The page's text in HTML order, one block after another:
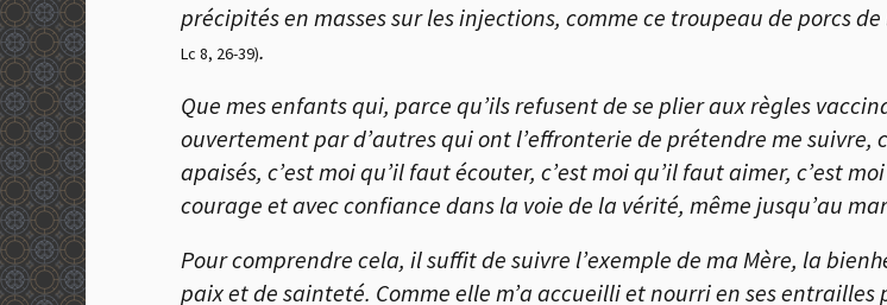
précipités en masses sur les injections, comme ce troupeau de porcs de
Lc 8, 26-39).
Que mes enfants qui, parce qu’ils refusent de se plier aux règles
ouvertement par d’autres qui ont l’effronterie de prétendre me
apaisés, c’est moi qu’il faut écouter, c’est moi qu’il faut aimer, c’est
courage et avec confiance dans la voie de la vérité, même jusqu’au
Pour comprendre cela, il suffit de suivre l’exemple de ma Mère, la
paix et de sainteté. Comme elle m’a accueilli et nourri en ses